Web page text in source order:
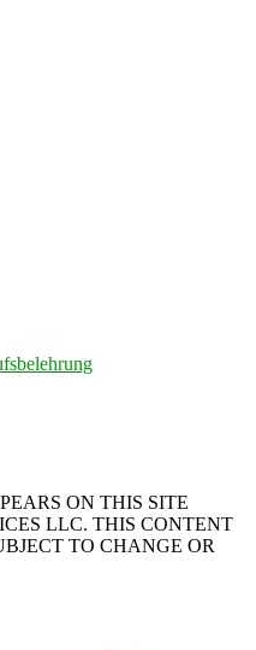
ON THIS SITE
LLC. THIS CONTENT
TO CHANGE OR